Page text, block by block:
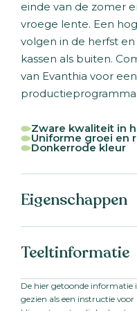
einde van de zomer
vroege lente. Een
volgen in de herfst
kassen als buiten.
van Evanthia voor
productieprogramma.
Zware kwaliteit in
Uniforme groei en
Donkerrode kleur
Eigenschappen
Familie:
Serienaam:
VBN code:
Teeltinformatie
Startmateriaal:
Steellengte:
De hier getoonde informatie
gezien als een instructie